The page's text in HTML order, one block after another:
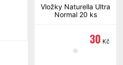
Vložky Naturella Ultra
Normal 20 ks
30 Kč